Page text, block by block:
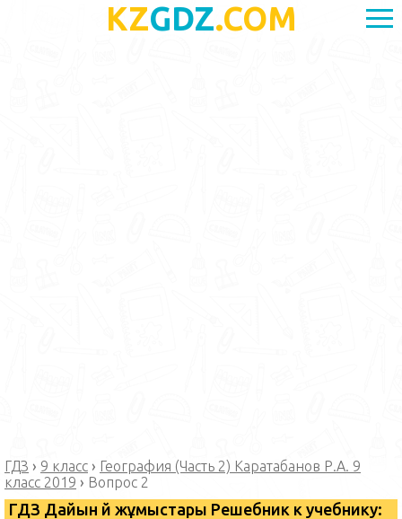
KZGDZ.COM
ГДЗ › 9 класс › География (Часть 2) Каратабанов Р.А. 9
класс 2019 › Вопрос 2
ГДЗ Дайын үй жұмыстары Решебник к учебнику: